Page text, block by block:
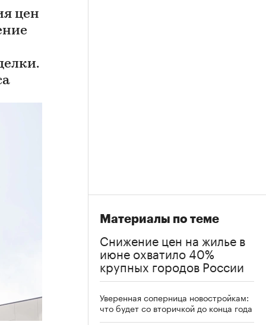
цен
Материалы по теме
Снижение цен на жилье в
июне охватило 40%
крупных городов России
Уверенная соперница новостройкам:
что будет со вторичкой до конца года